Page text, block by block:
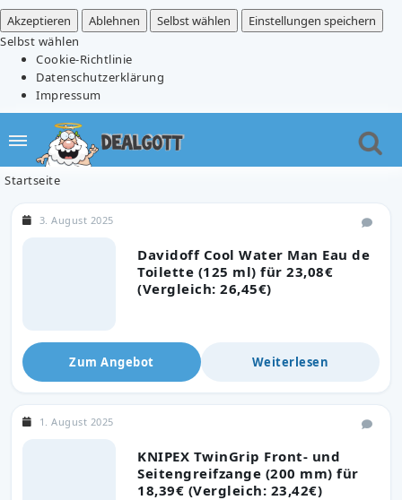
Akzeptieren
Ablehnen Selbst wählen
Einstellungen speichern
Selbst wählen
Cookie-Richtlinie
Datenschutzerklärung
Impressum
Startseite
Davidoff Cool Water Man Eau de
Toilette (125 ml) für 23,08€
(Vergleich: 26,45€)
3. August 2025
Zum Angebot Weiterlesen
KNIPEX TwinGrip Front- und
Seitengreifzange (200 mm) für
18,39€ (Vergleich: 23,42€)
1. August 2025